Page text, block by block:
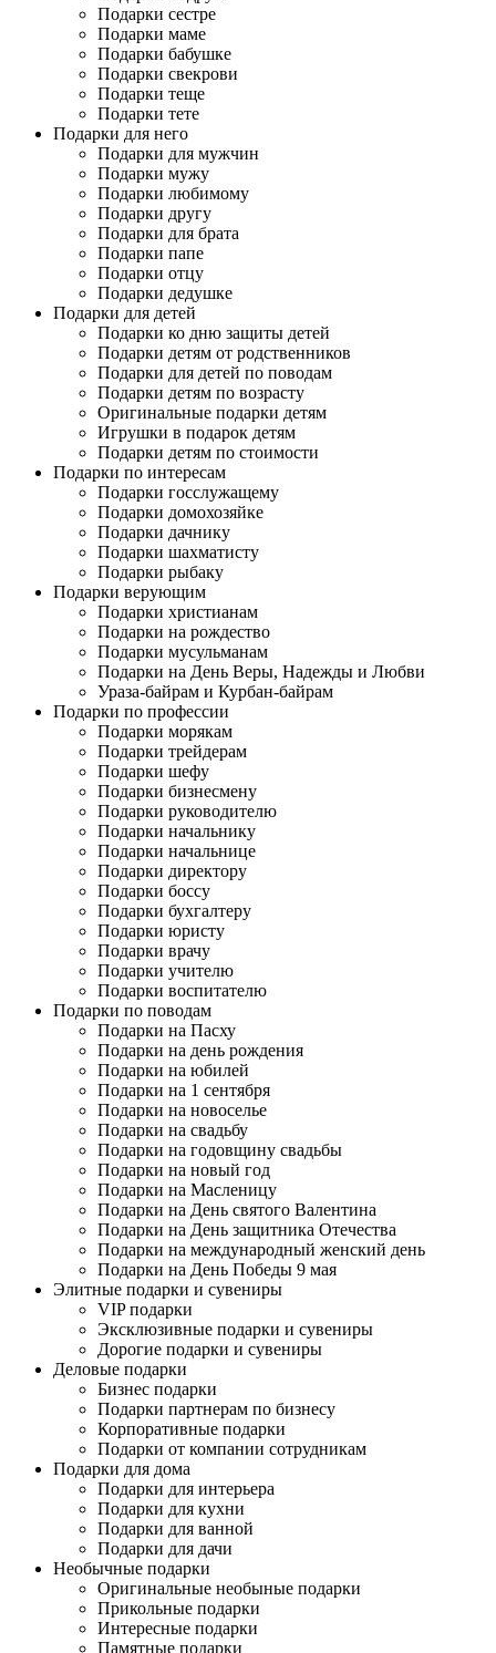
Подарки сестре
Подарки маме
Подарки бабушке
Подарки свекрови
Подарки теще
Подарки тете
Подарки для него
Подарки для мужчин
Подарки мужу
Подарки любимому
Подарки другу
Подарки для брата
Подарки папе
Подарки отцу
Подарки дедушке
Подарки для детей
Подарки ко дню защиты детей
Подарки детям от родственников
Подарки для детей по поводам
Подарки детям по возрасту
Оригинальные подарки детям
Игрушки в подарок детям
Подарки детям по стоимости
Подарки по интересам
Подарки госслужащему
Подарки домохозяйке
Подарки дачнику
Подарки шахматисту
Подарки рыбаку
Подарки верующим
Подарки христианам
Подарки на рождество
Подарки мусульманам
Подарки на День Веры, Надежды и Любви
Ураза-байрам и Курбан-байрам
Подарки по профессии
Подарки морякам
Подарки трейдерам
Подарки шефу
Подарки бизнесмену
Подарки руководителю
Подарки начальнику
Подарки начальнице
Подарки директору
Подарки боссу
Подарки бухгалтеру
Подарки юристу
Подарки врачу
Подарки учителю
Подарки воспитателю
Подарки по поводам
Подарки на Пасху
Подарки на день рождения
Подарки на юбилей
Подарки на 1 сентября
Подарки на новоселье
Подарки на свадьбу
Подарки на годовщину свадьбы
Подарки на новый год
Подарки на Масленицу
Подарки на День святого Валентина
Подарки на День защитника Отечества
Подарки на международный женский день
Подарки на День Победы 9 мая
Элитные подарки и сувениры
VIP подарки
Эксклюзивные подарки и сувениры
Дорогие подарки и сувениры
Деловые подарки
Бизнес подарки
Подарки партнерам по бизнесу
Корпоративные подарки
Подарки от компании сотрудникам
Подарки для дома
Подарки для интерьера
Подарки для кухни
Подарки для ванной
Подарки для дачи
Необычные подарки
Оригинальные необыные подарки
Прикольные подарки
Интересные подарки
Памятные подарки